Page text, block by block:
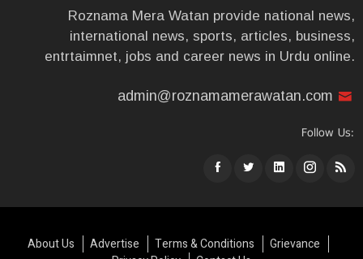
Roznama Mera Watan provide national news,
international news, sports, articles, business,
entrtaimnet, jobs and career news in Urdu online.
admin@roznamamerawatan.com
Follow Us:
About Us Advertise Terms & Conditions
Grievance